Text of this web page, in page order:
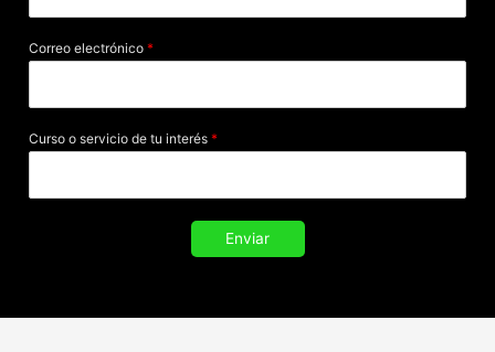
Correo electrónico *
Curso o servicio de tu interés *
Enviar